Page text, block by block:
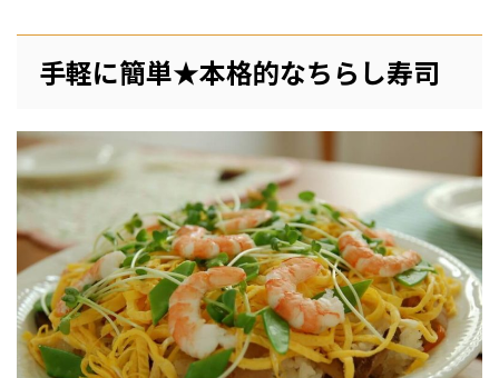
手軽に簡単★本格的なちらし寿司